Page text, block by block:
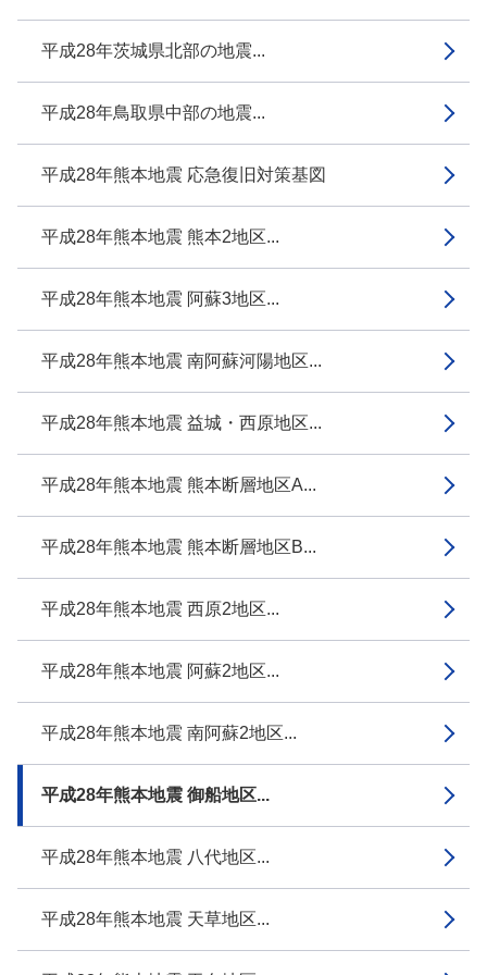
平成28年茨城県北部の地震...
平成28年鳥取県中部の地震...
平成28年熊本地震 応急復旧対策基図
平成28年熊本地震 熊本2地区...
平成28年熊本地震 阿蘇3地区...
平成28年熊本地震 南阿蘇河陽地区...
平成28年熊本地震 益城・西原地区...
平成28年熊本地震 熊本断層地区A...
平成28年熊本地震 熊本断層地区B...
平成28年熊本地震 西原2地区...
平成28年熊本地震 阿蘇2地区...
平成28年熊本地震 南阿蘇2地区...
平成28年熊本地震 御船地区...
平成28年熊本地震 八代地区...
平成28年熊本地震 天草地区...